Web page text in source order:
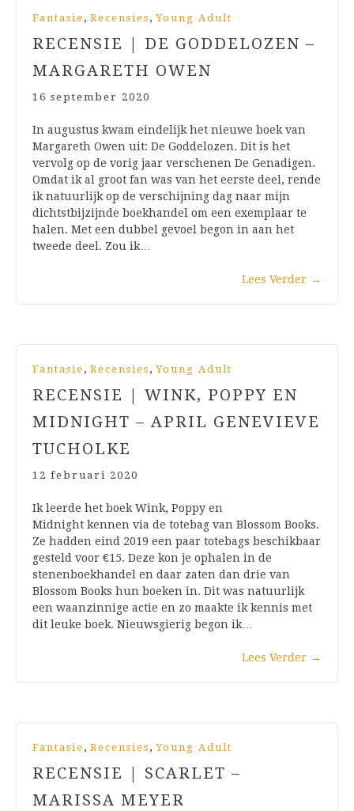
Fantasie , Recensies , Young Adult
RECENSIE | DE GODDELOZEN –
MARGARETH OWEN
16 september 2020
In augustus kwam eindelijk het nieuwe boek van
Margareth Owen uit: De Goddelozen. Dit is het
vervolg op de vorig jaar verschenen De Genadigen.
Omdat ik al groot fan was van het eerste deel, rende
ik natuurlijk op de verschijning dag naar mijn
dichtstbijzijnde boekhandel om een exemplaar te
halen. Met een dubbel gevoel begon in aan het
tweede deel. Zou ik…
Lees Verder →
Fantasie , Recensies , Young Adult
RECENSIE | WINK, POPPY EN
MIDNIGHT – APRIL GENEVIEVE
TUCHOLKE
12 februari 2020
Ik leerde het boek Wink, Poppy en
Midnight kennen via de totebag van Blossom Books.
Ze hadden eind 2019 een paar totebags beschikbaar
gesteld voor €15. Deze kon je ophalen in de
stenenboekhandel en daar zaten dan drie van
Blossom Books hun boeken in. Dit was natuurlijk
een waanzinnige actie en zo maakte ik kennis met
dit leuke boek. Nieuwsgierig begon ik…
Lees Verder →
Fantasie , Recensies , Young Adult
RECENSIE | SCARLET –
MARISSA MEYER